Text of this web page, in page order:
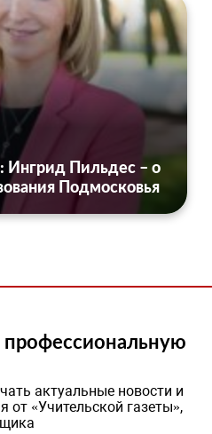
Пильдес – о
Подмосковья
актуальные новости и
от «Учительской газеты»,